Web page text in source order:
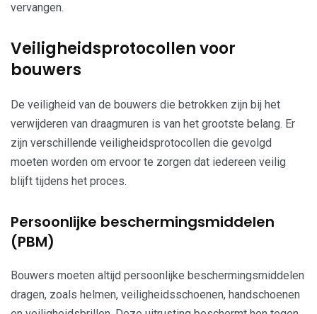
vervangen.
Veiligheidsprotocollen voor
bouwers
De veiligheid van de bouwers die betrokken zijn bij het
verwijderen van draagmuren is van het grootste belang. Er
zijn verschillende veiligheidsprotocollen die gevolgd
moeten worden om ervoor te zorgen dat iedereen veilig
blijft tijdens het proces.
Persoonlijke beschermingsmiddelen
(PBM)
Bouwers moeten altijd persoonlijke beschermingsmiddelen
dragen, zoals helmen, veiligheidsschoenen, handschoenen